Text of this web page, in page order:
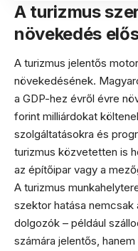
A turizmus
növekedés
A turizmus jelentős
növekedésének.
a GDP-hez évről évre
forint milliárdokat
szolgáltatásokra és
turizmus közvetetten is
az építőipar vagy a
A turizmus
szektor hatása nemcsak
dolgozók – például
számára jelentős,